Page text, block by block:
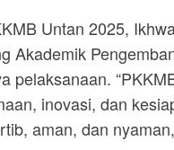
Untan 2025,
Akademik
pelaksanaan.
inovasi, dan
aman, dan